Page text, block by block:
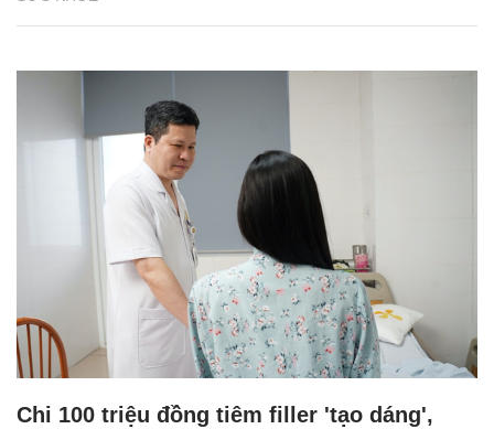
Chi 100 triệu đồng tiêm filler 'tạo dáng',